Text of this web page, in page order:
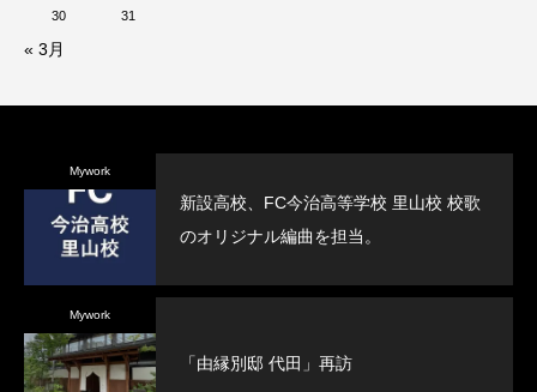
30 31
« 3月
Mywork
新設高校、FC今治高等学校 里山校 校歌
のオリジナル編曲を担当。
Mywork
「由縁別邸 代田」再訪